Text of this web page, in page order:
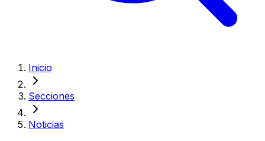
Inicio
Secciones
Noticias